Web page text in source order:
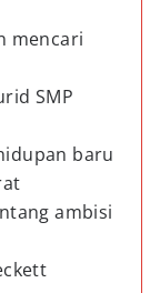
mencari
SMP
baru
ambisi